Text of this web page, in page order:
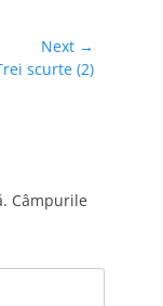
Next →
scurte (2)
Câmpurile